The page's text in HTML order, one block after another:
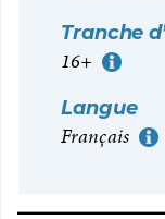
Tranche
16+
Langue
Français